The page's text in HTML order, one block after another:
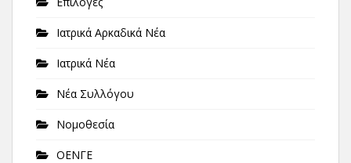
Ιατρικά Αρκαδικά Νέα
Ιατρικά Νέα
Νέα Συλλόγου
Νομοθεσία
ΟΕΝΓΕ